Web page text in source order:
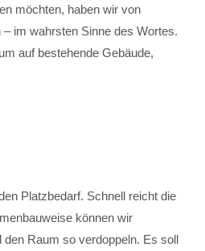
möchten, haben wir von
im wahrsten Sinne des Wortes.
auf bestehende Gebäude,
Platzbedarf. Schnell reicht die
können wir
den Raum so verdoppeln. Es soll